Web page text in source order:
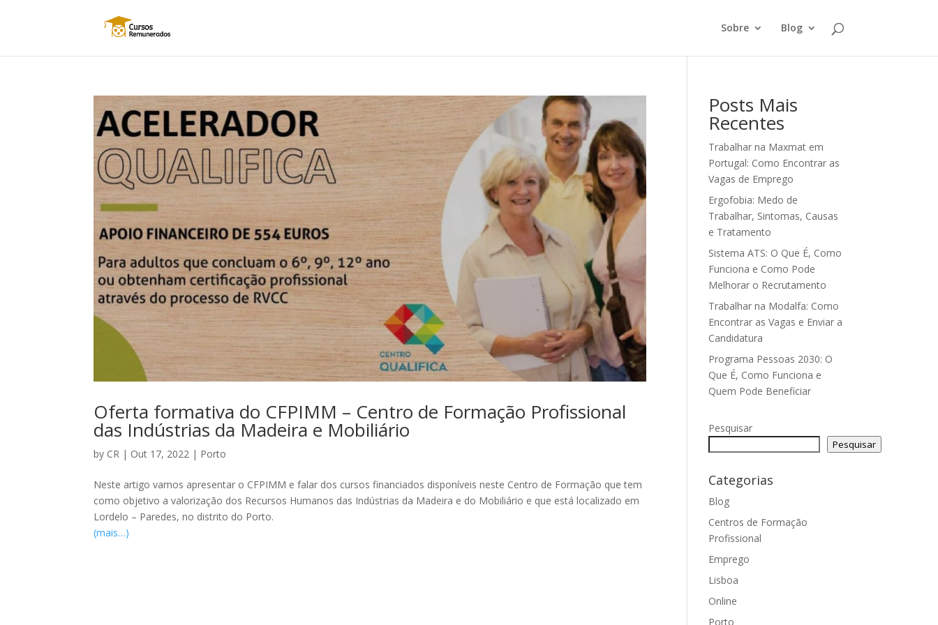
Sobre Blog
Oferta formativa do CFPIMM – Centro de Formação Profissional
das Indústrias da Madeira e Mobiliário
by CR | Out 17, 2022 | Porto
Neste artigo vamos apresentar o CFPIMM e falar dos cursos financiados disponíveis neste Centro de Formação que tem
como objetivo a valorização dos Recursos Humanos das Indústrias da Madeira e do Mobiliário e que está localizado em
Lordelo – Paredes, no distrito do Porto.
(mais…)
Posts Mais
Recentes
Trabalhar na Maxmat em
Portugal: Como Encontrar as
Vagas de Emprego
Ergofobia: Medo de
Trabalhar, Sintomas, Causas
e Tratamento
Sistema ATS: O Que É, Como
Funciona e Como Pode
Melhorar o Recrutamento
Trabalhar na Modalfa: Como
Encontrar as Vagas e Enviar a
Candidatura
Programa Pessoas 2030: O
Que É, Como Funciona e
Quem Pode Beneficiar
Pesquisar
Pesquisar
Categorias
Blog
Centros de Formação
Profissional
Emprego
Lisboa
Online
Porto